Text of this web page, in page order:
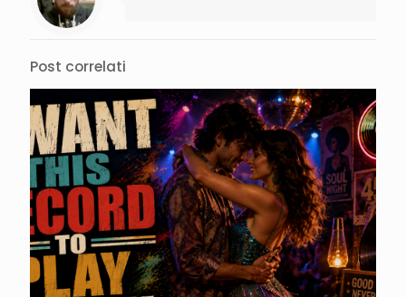
Post correlati